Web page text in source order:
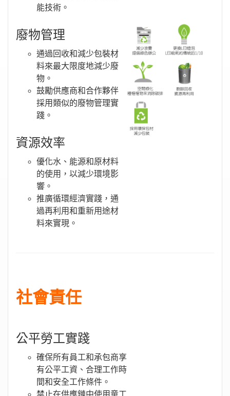
能技術。
廢物管理
通過回收和減少包裝材
料來最大限度地減少廢
物。
鼓勵供應商和合作夥伴
採用類似的廢物管理實
踐。
資源效率
優化水、能源和原材料
的使用，以減少環境影
響。
推廣循環經濟實踐，通
過再利用和重新用途材
料來實現。
社會責任
公平勞工實踐
確保所有員工和承包商享
有公平工資、合理工作時
間和安全工作條件。
禁止在供應鏈中使用童工